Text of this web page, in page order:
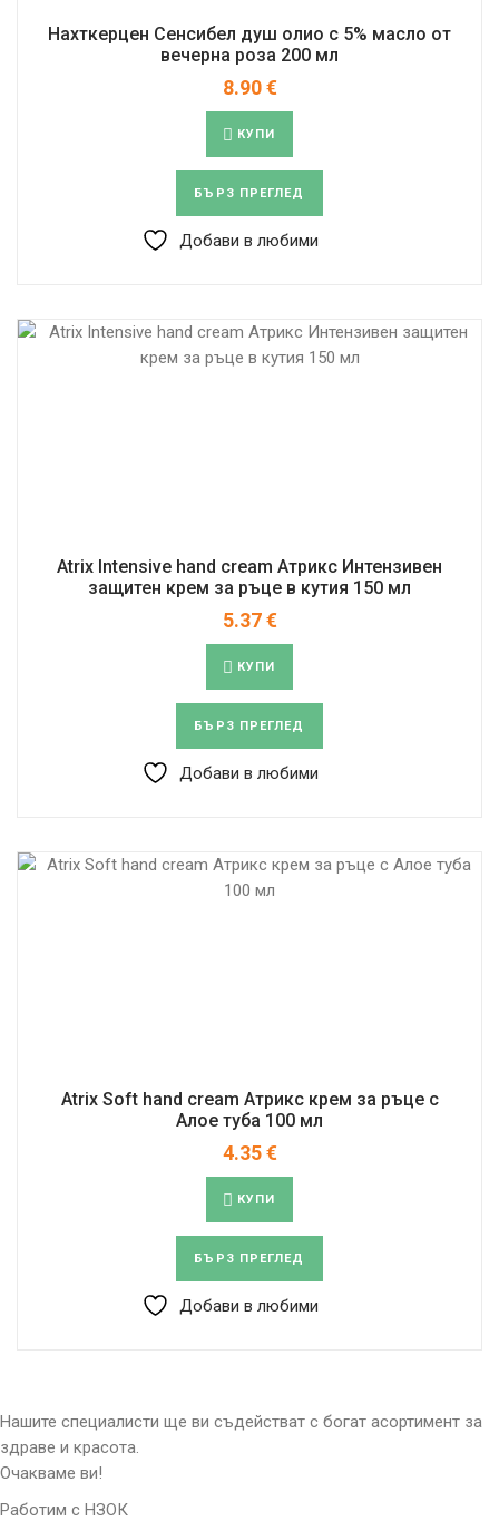
Нахткерцен Сенсибел душ олио с 5% масло от
вечерна роза 200 мл
8.90€
КУПИ
БЪРЗ ПРЕГЛЕД
Добави в любими
Atrix Intensive hand cream Атрикс Интензивен
защитен крем за ръце в кутия 150 мл
5.37€
КУПИ
БЪРЗ ПРЕГЛЕД
Добави в любими
Atrix Soft hand cream Атрикс крем за ръце с
Алое туба 100 мл
4.35€
КУПИ
БЪРЗ ПРЕГЛЕД
Добави в любими
Нашите специалисти ще ви съдействат с богат асортимент за
здраве и красота.
Очакваме ви!
Работим с НЗОК